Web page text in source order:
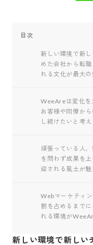
目次
新しい環境で新
めた会社から転
れる文化が最大の
WeeAreは変化を
お客様や同僚か
し続けたいと考え
頑張っている人
を問わず成果を
迎される風土が魅
Webマーケティ
割を占めるまで
れる環境が
新しい環境で新しい